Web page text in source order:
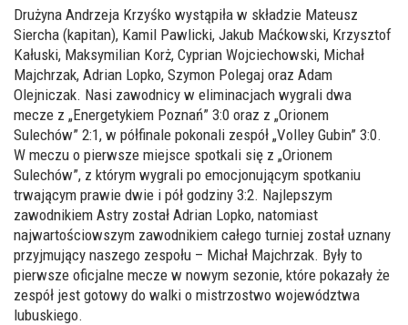
Drużyna Andrzeja Krzyśko wystąpiła w składzie Mateusz
Siercha (kapitan), Kamil Pawlicki, Jakub Maćkowski, Krzysztof
Kałuski, Maksymilian Korż, Cyprian Wojciechowski, Michał
Majchrzak, Adrian Lopko, Szymon Polegaj oraz Adam
Olejniczak. Nasi zawodnicy w eliminacjach wygrali dwa
mecze z „Energetykiem Poznań” 3:0 oraz z „Orionem
Sulechów” 2:1, w półfinale pokonali zespół „Volley Gubin” 3:0.
W meczu o pierwsze miejsce spotkali się z „Orionem
Sulechów”, z którym wygrali po emocjonującym spotkaniu
trwającym prawie dwie i pół godziny 3:2. Najlepszym
zawodnikiem Astry został Adrian Lopko, natomiast
najwartościowszym zawodnikiem całego turniej został uznany
przyjmujący naszego zespołu – Michał Majchrzak. Były to
pierwsze oficjalne mecze w nowym sezonie, które pokazały że
zespół jest gotowy do walki o mistrzostwo województwa
lubuskiego.